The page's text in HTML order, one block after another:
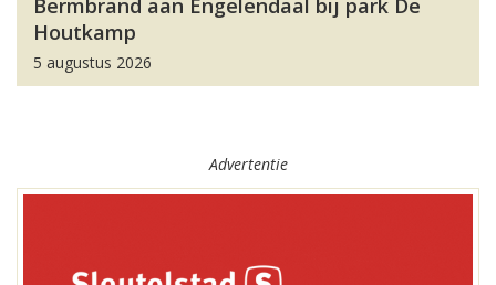
Bermbrand aan Engelendaal bij park De
Houtkamp
5 augustus 2026
Advertentie